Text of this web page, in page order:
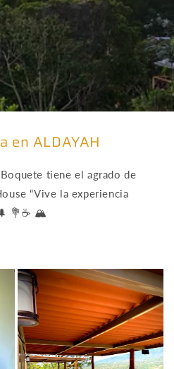
en ALDAYAH
tiene el agrado de
“Vive la experiencia
💐☕️ 🏔️